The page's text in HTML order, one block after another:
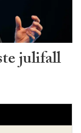
julifall